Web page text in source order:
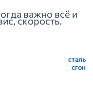
важно всё и
скорость.
сталь
сгон